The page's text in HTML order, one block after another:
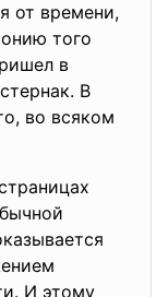
от времени,
того
в
В
во всяком
И этому